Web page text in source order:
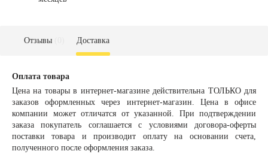
Отзывы Доставка
Оплата товара
Цена на товары в интернет-магазине действительна ТОЛЬКО для
заказов оформленных через интернет-магазин. Цена в офисе
компании может отличатся от указанной. При подтверждении
заказа покупатель соглашается с условиями договора-оферты
поставки товара и производит оплату на основании счета,
полученного после оформления заказа.